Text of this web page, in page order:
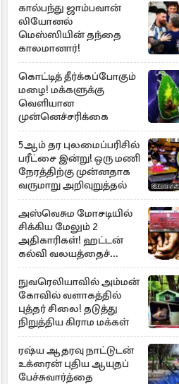
கால்பந்து ஜாம்பவான்
லியோனல்
மெஸ்ஸியின் தந்தை
காலமானார்!
கொட்டித் தீர்க்கப்போகும்
மழை! மக்களுக்கு
வெளியான
முன்னெச்சரிக்கை
5ஆம் தர புலமைப்பரிசில்
பரீட்சை இன்று! ஒரு மணி
நேரத்திற்கு முன்னதாக
வருமாறு அறிவுறுத்தல்
அஸ்வெசும மோசடியில்
சிக்கிய மேலும் 2
அதிகாரிகள்! ஹட்டன்
கல்வி வலயத்தைச்
சேர்ந்த 6 ஆசிரியர்கள்
குறித்து விசாரணை
நுவரெலியாவில் அம்மன்
கோவில் வளாகத்தில்
புத்தர் சிலை! தடுத்து
நிறுத்திய கிராம மக்கள்
ரஷ்ய ஆதரவு நாட்டுடன்
உக்ரைன் புதிய ஆயுதப்
பேச்சுவார்த்தை